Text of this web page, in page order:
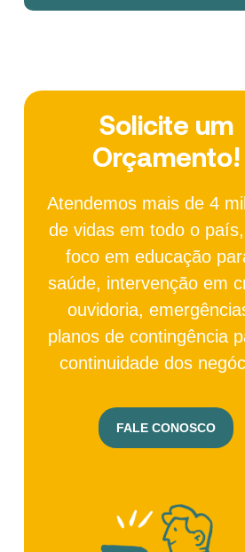
Solicite um
Orçamento!
Atendemos mais de 4
de vidas em todo o
foco em educação
saúde, intervenção em
ouvidoria,
planos de contingência
continuidade dos
FALE CONOSCO